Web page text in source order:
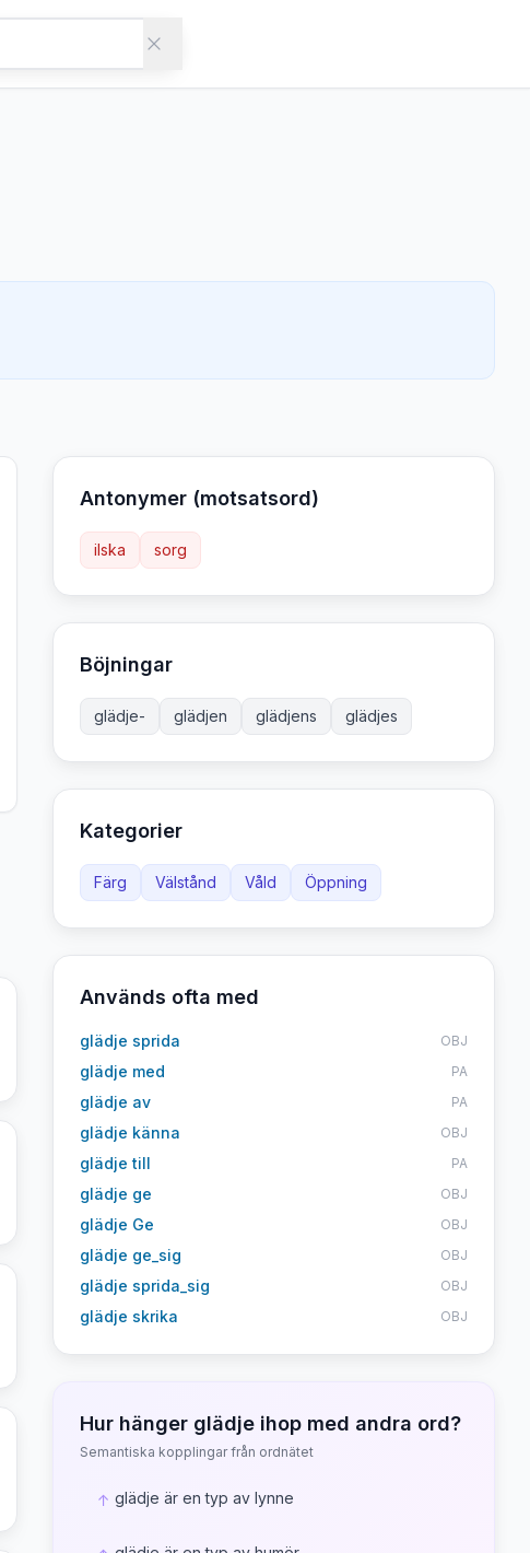
Antonymer (motsatsord)
ilska sorg
Böjningar
glädje- glädjen glädjens glädjes
Kategorier
Färg Välstånd Våld Öppning
Används ofta med
glädje sprida OBJ
glädje med PA
glädje av PA
glädje känna OBJ
glädje till PA
glädje ge OBJ
glädje Ge OBJ
glädje ge_sig OBJ
glädje sprida_sig OBJ
glädje skrika OBJ
Hur hänger glädjeihop med andra ord?
Semantiska kopplingar från ordnätet
↑ glädje är en typ av lynne